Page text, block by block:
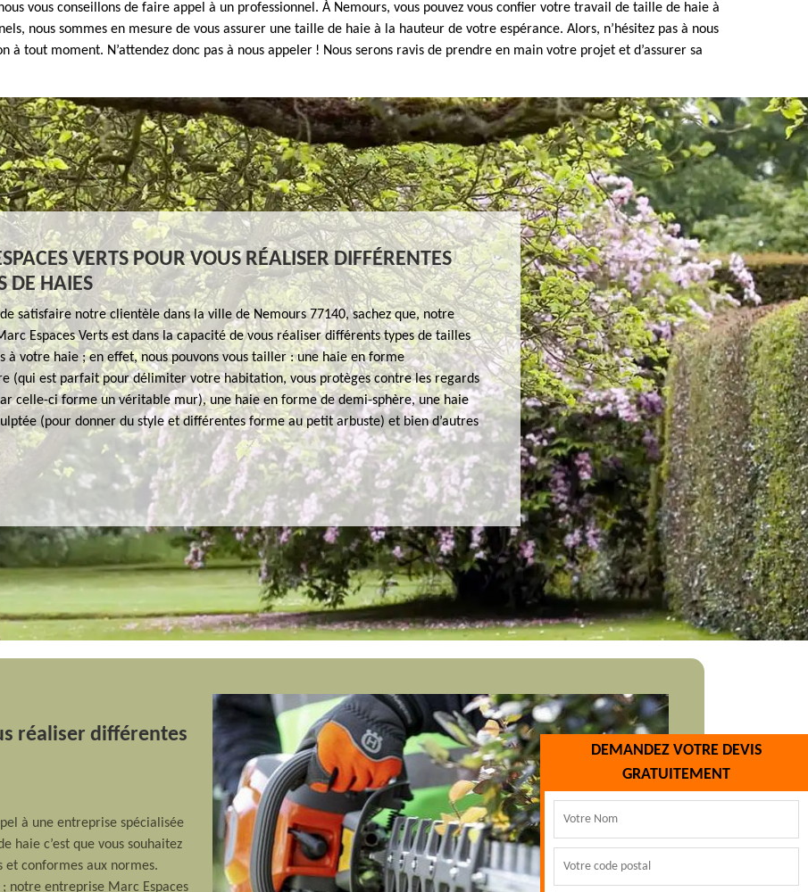
DEMANDEZ VOTRE DEVIS
GRATUITEMENT
vous conseillons de faire appel à un professionnel. À Nemours, vous pouvez vous confier votre travail de taille de haie à
nous sommes en mesure de vous assurer une taille de haie à la hauteur de votre espérance. Alors, n’hésitez pas à nous
à tout moment. N’attendez donc pas à nous appeler ! Nous serons ravis de prendre en main votre projet et d’assurer sa
VERTS POUR VOUS RÉALISER DIFFÉRENTES
DE HAIES
satisfaire notre clientèle dans la ville de Nemours 77140, sachez que, notre
Espaces Verts est dans la capacité de vous réaliser différents types de tailles
à votre haie ; en effet, nous pouvons vous tailler : une haie en forme
(qui est parfait pour délimiter votre habitation, vous protèges contre les regards
celle-ci forme un véritable mur), une haie en forme de demi-sphère, une haie
(pour donner du style et différentes forme au petit arbuste) et bien d’autres
réaliser différentes
à une entreprise spécialisée
haie c’est que vous souhaitez
et conformes aux normes.
; notre entreprise Marc Espaces